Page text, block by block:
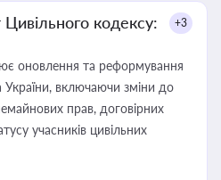
кодексу:
+3
оновлення та реформування
України, включаючи зміни до
прав, договірних
учасників цивільних